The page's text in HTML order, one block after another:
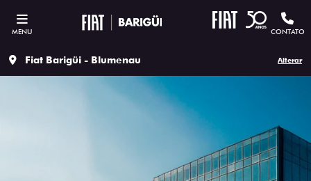
MENU CONTATO
Fiat Barigüi - Blumenau Alterar
ESTOU INTERESSADO